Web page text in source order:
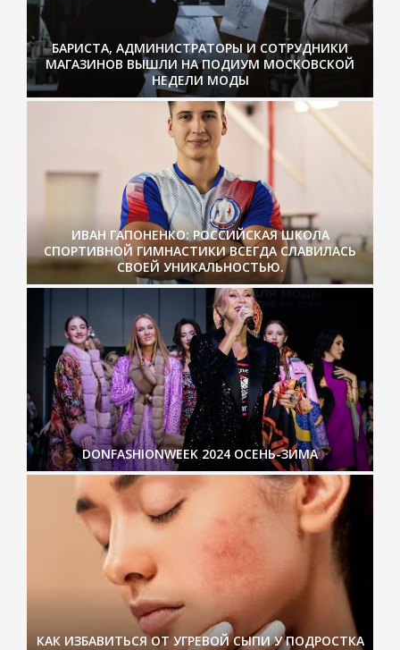
БАРИСТА, АДМИНИСТРАТОРЫ И СОТРУДНИКИ
МАГАЗИНОВ ВЫШЛИ НА ПОДИУМ МОСКОВСКОЙ
НЕДЕЛИ МОДЫ
ИВАН ГАПОНЕНКО: РОССИЙСКАЯ ШКОЛА
СПОРТИВНОЙ ГИМНАСТИКИ ВСЕГДА СЛАВИЛАСЬ
СВОЕЙ УНИКАЛЬНОСТЬЮ.
DONFASHIONWEEK 2024 ОСЕНЬ-ЗИМА
КАК ИЗБАВИТЬСЯ ОТ УГРЕВОЙ СЫПИ У ПОДРОСТКА